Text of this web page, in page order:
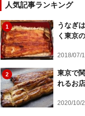
人気記事ランキング
1
うなぎ
く東京
2018/07/
2
東京で
れるお
2020/10/